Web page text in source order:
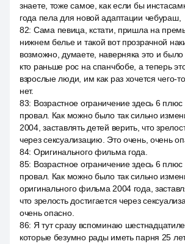
знаете, тоже самое, как если бы
года пела для новой адаптации чебураш,
82: Сама певица, кстати, пришла на
нижнем белье и такой вот прозрачной
возможно, думаете, наверняка это и было
кто раньше рос на спанчбобе, а теперь
взрослые люди, им как раз хочется чего-
нет.
83: Возрастное ограничение здесь 6
провал. Как можно было так сильно
2004, заставлять детей верить, что
через сексуализацию. Это очень, очень
84: Оригинального фильма года.
85: Возрастное ограничение здесь 6
провал. Как можно было так сильно
оригинального фильма 2004 года,
что зрелость достигается через
очень опасно.
86: Я тут сразу вспоминаю
которые безумно рады иметь парня 25